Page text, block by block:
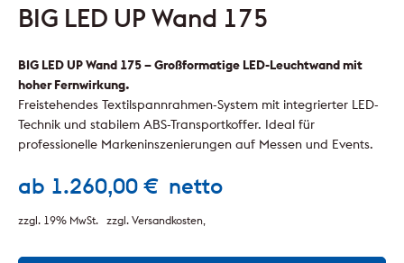
BIG LED UP Wand 175
ab 1.260,00 € netto
zzgl. 19% MwSt. zzgl. Versandkosten
BIG LED UP Wand 175 – Großformatige LED-Leuchtwand mit
hoher Fernwirkung.
Freistehendes Textilspannrahmen-System mit integrierter LED-
Technik und stabilem ABS-Transportkoffer. Ideal für
professionelle Markeninszenierungen auf Messen und Events.